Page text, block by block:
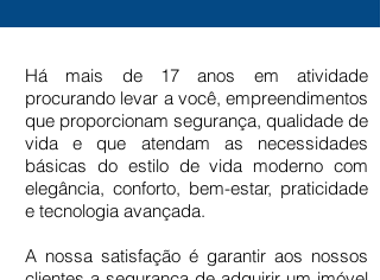
Há mais de 17 anos em atividade
procurando levar a você, empreendimentos
que proporcionam segurança, qualidade de
vida e que atendam as necessidades
básicas do estilo de vida moderno com
elegância, conforto, bem-estar, praticidade
e tecnologia avançada.
A nossa satisfação é garantir aos nossos